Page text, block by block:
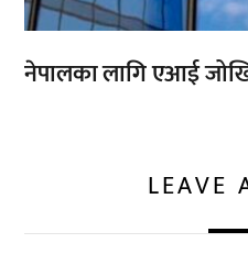
नेपालका लागि एआई
LEAVE